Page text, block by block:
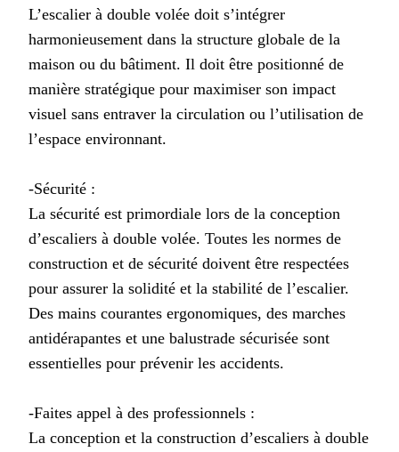
L’escalier à double volée doit s’intégrer
harmonieusement dans la structure globale de la
maison ou du bâtiment. Il doit être positionné de
manière stratégique pour maximiser son impact
visuel sans entraver la circulation ou l’utilisation de
l’espace environnant.
-Sécurité :
La sécurité est primordiale lors de la conception
d’escaliers à double volée. Toutes les normes de
construction et de sécurité doivent être respectées
pour assurer la solidité et la stabilité de l’escalier.
Des mains courantes ergonomiques, des marches
antidérapantes et une balustrade sécurisée sont
essentielles pour prévenir les accidents.
-Faites appel à des professionnels :
La conception et la construction d’escaliers à double